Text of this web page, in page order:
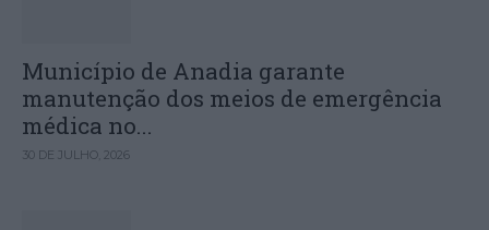
Município de Anadia garante
manutenção dos meios de emergência
médica no...
30 DE JULHO, 2026